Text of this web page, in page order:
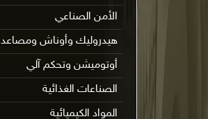
الأمن الصناعي
هيدروليك وأوناش ومصاعد
أوتوميشن وتحكم آلي
الصناعات الغذائية
المواد الكيميائية